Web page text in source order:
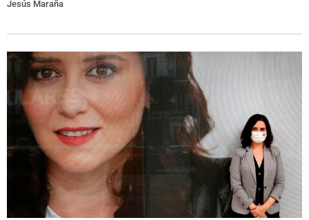
Jesús Maraña